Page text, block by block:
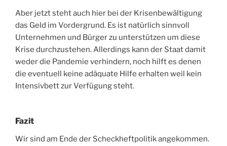
Aber jetzt steht auch hier bei der Krisenbewältigung
das Geld im Vordergrund. Es ist natürlich sinnvoll
Unternehmen und Bürger zu unterstützen um diese
Krise durchzustehen. Allerdings kann der Staat damit
weder die Pandemie verhindern, noch hilft es denen
die eventuell keine adäquate Hilfe erhalten weil kein
Intensivbett zur Verfügung steht.
Fazit
Wir sind am Ende der Scheckheftpolitik angekommen.